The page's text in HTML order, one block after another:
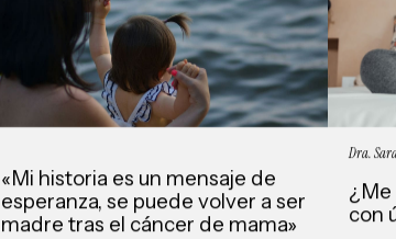
«Mi historia es un mensaje de
esperanza, se puede volver a ser
madre tras el cáncer de mama»
Dra.
¿Me
con